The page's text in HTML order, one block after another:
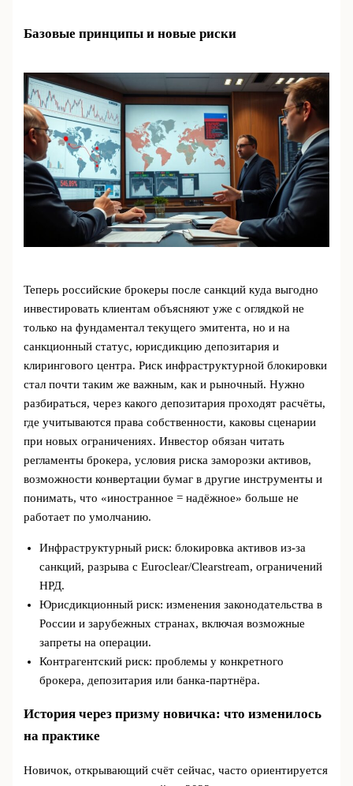
Базовые принципы и новые риски
Теперь российские брокеры после санкций куда выгодно
инвестировать клиентам объясняют уже с оглядкой не
только на фундаментал текущего эмитента, но и на
санкционный статус, юрисдикцию депозитария и
клирингового центра. Риск инфраструктурной блокировки
стал почти таким же важным, как и рыночный. Нужно
разбираться, через какого депозитария проходят расчёты,
где учитываются права собственности, каковы сценарии
при новых ограничениях. Инвестор обязан читать
регламенты брокера, условия риска заморозки активов,
возможности конвертации бумаг в другие инструменты и
понимать, что «иностранное = надёжное» больше не
работает по умолчанию.
Инфраструктурный риск: блокировка активов из-за
санкций, разрыва с Euroclear/Clearstream, ограничений
НРД.
Юрисдикционный риск: изменения законодательства в
России и зарубежных странах, включая возможные
запреты на операции.
Контрагентский риск: проблемы у конкретного
брокера, депозитария или банка-партнёра.
История через призму новичка: что изменилось
на практике
Новичок, открывающий счёт сейчас, часто ориентируется